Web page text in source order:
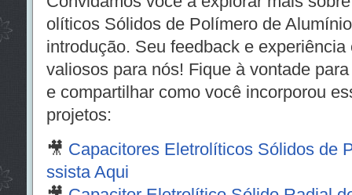
olíticos Sólidos de Polímero de
introdução. Seu feedback e
valiosos para nós! Fique à vontade
e compartilhar como você incorporou
projetos:
🎥 Capacitores Eletrolíticos Sólidos de
ssista Aqui